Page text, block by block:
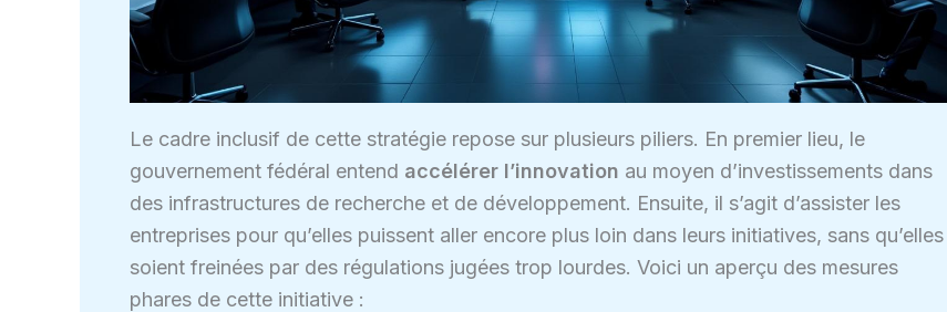
Le cadre inclusif de cette stratégie repose sur plusieurs piliers. En premier lieu, le
gouvernement fédéral entend accélérer l’innovation au moyen d’investissements dans
des infrastructures de recherche et de développement. Ensuite, il s’agit d’assister les
entreprises pour qu’elles puissent aller encore plus loin dans leurs initiatives, sans qu’elles
soient freinées par des régulations jugées trop lourdes. Voici un aperçu des mesures
phares de cette initiative :